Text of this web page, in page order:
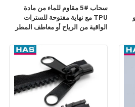
سحاب #5 مقاوم للماء من مادة
TPU مع نهاية مفتوحة للسترات
الواقية من الرياح أو معاطف المطر